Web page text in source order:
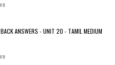
ANSWERS - UNIT 20 - TAMIL MEDIUM